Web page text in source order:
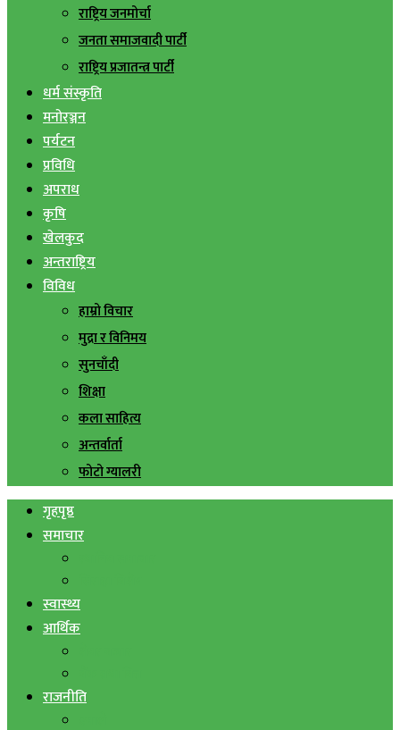
राष्ट्रिय जनमोर्चा
जनता समाजवादी पार्टी
राष्ट्रिय प्रजातन्त्र पार्टी
धर्म संस्कृति
मनोरञ्जन
पर्यटन
प्रविधि
अपराध
कृषि
खेलकुद
अन्तराष्ट्रिय
विविध
हाम्रो विचार
मुद्रा र विनिमय
सुनचाँदी
शिक्षा
कला साहित्य
अन्तर्वार्ता
फोटो ग्यालरी
गृहपृष्ठ
समाचार
स्वास्थ्य
आर्थिक
राजनीति